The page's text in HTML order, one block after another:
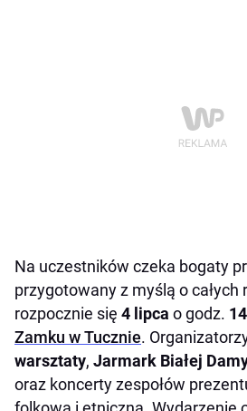
Na uczestników czeka bogaty
przygotowany z myślą o całych
rozpocznie się 4 lipca o godz.
Zamku w Tucznie.
warsztaty, Jarmark Białej
oraz koncerty zespołów